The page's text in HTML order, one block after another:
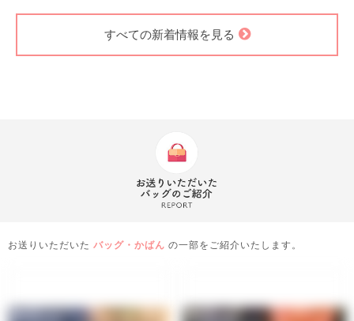
すべての新着情報を見る
お送りいただいた バッグ・かばん の一部をご紹介いたします。